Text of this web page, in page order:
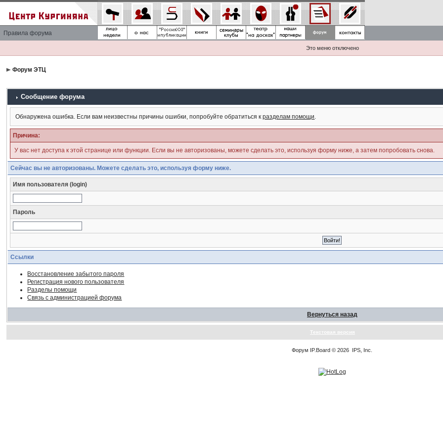
Правила форума
Это меню отключено
Форум ЭТЦ
Сообщение форума
Обнаружена ошибка. Если вам неизвестны причины ошибки, попробуйте обратиться кразделам помощи.
Причина:
У вас нет доступа к этой странице или функции. Если вы не авторизованы, можете сделать это, используя форму ниже, а затем попробовать снова.
Сейчас вы не авторизованы. Можете сделать это, используя форму ниже.
Имя пользователя (login)
Пароль
Ссылки
Восстановление забытого пароля
Регистрация нового пользователя
Разделы помощи
Связь с администрацией форума
Вернуться назад
Текстовая версия
Форум IP.Board © 2026 IPS, Inc